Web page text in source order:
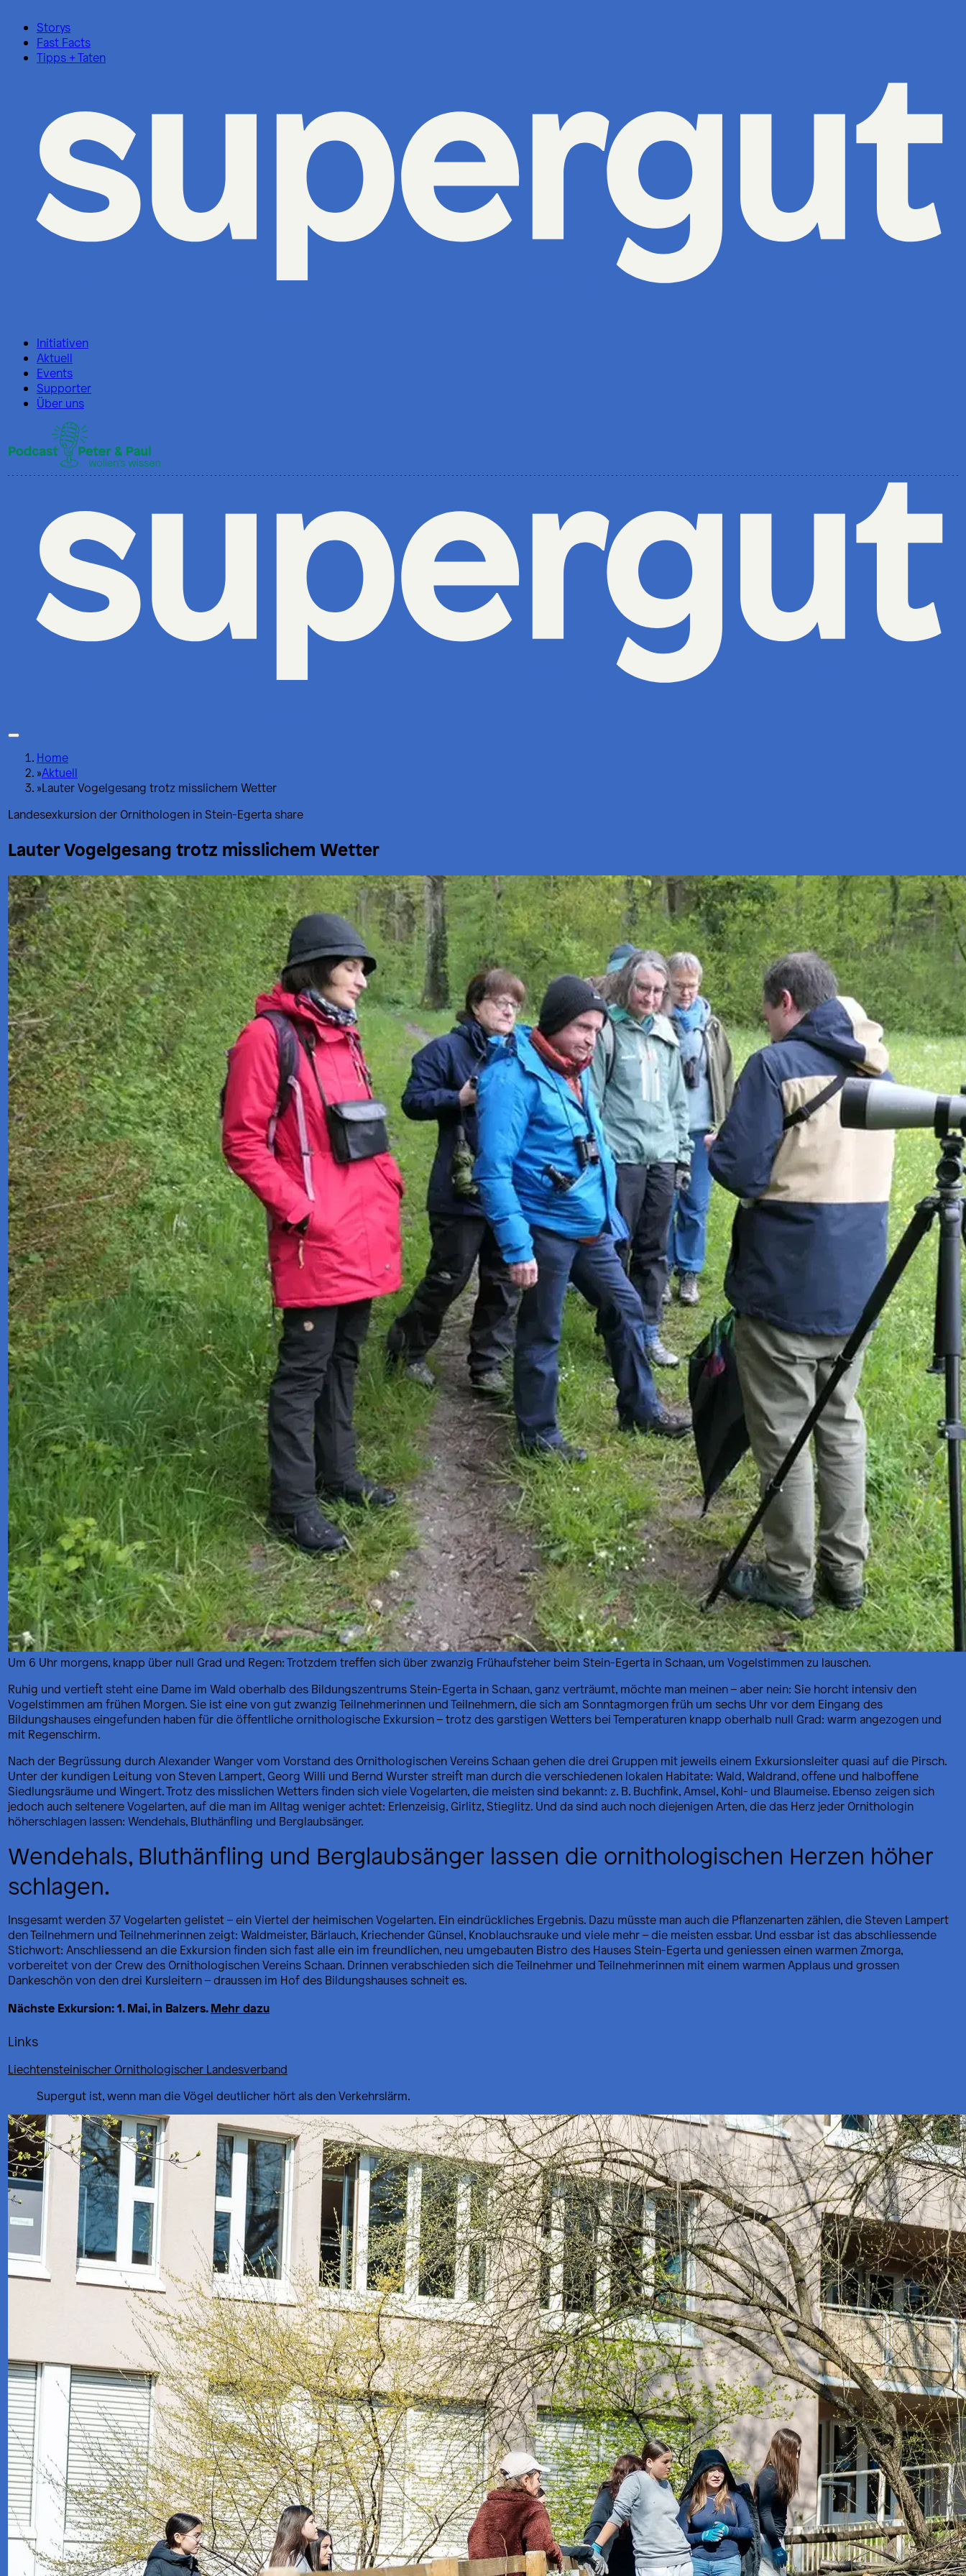
Storys
Fast Facts
Tipps + Taten
Initiativen
Aktuell
Events
Supporter
Über uns
Home
»Aktuell
»Lauter Vogelgesang trotz misslichem Wetter
Landesexkursion der Ornithologen in Stein-Egerta share
Lauter Vogelgesang trotz misslichem Wetter
Um 6 Uhr morgens, knapp über null Grad und Regen: Trotzdem treffen sich über zwanzig Frühaufsteher beim Stein-Egerta in Schaan, um Vogelstimmen zu lauschen.
Ruhig und vertieft steht eine Dame im Wald oberhalb des Bildungszentrums Stein-Egerta in Schaan, ganz verträumt, möchte man meinen – aber nein: Sie horcht intensiv den
Vogelstimmen am frühen Morgen. Sie ist eine von gut zwanzig Teilnehmerinnen und Teilnehmern, die sich am Sonntagmorgen früh um sechs Uhr vor dem Eingang des
Bildungshauses eingefunden haben für die öffentliche ornithologische Exkursion – trotz des garstigen Wetters bei Temperaturen knapp oberhalb null Grad: warm angezogen und
mit Regenschirm.
Nach der Begrüssung durch Alexander Wanger vom Vorstand des Ornithologischen Vereins Schaan gehen die drei Gruppen mit jeweils einem Exkursionsleiter quasi auf die Pirsch.
Unter der kundigen Leitung von Steven Lampert, Georg Willi und Bernd Wurster streift man durch die verschiedenen lokalen Habitate: Wald, Waldrand, offene und halboffene
Siedlungsräume und Wingert. Trotz des misslichen Wetters finden sich viele Vogelarten, die meisten sind bekannt: z. B. Buchfink, Amsel, Kohl- und Blaumeise. Ebenso zeigen sich
jedoch auch seltenere Vogelarten, auf die man im Alltag weniger achtet: Erlenzeisig, Girlitz, Stieglitz. Und da sind auch noch diejenigen Arten, die das Herz jeder Ornithologin
höherschlagen lassen: Wendehals, Bluthänfling und Berglaubsänger.
Wendehals, Bluthänfling und Berglaubsänger lassen die ornithologischen Herzen höher
schlagen.
Insgesamt werden 37 Vogelarten gelistet – ein Viertel der heimischen Vogelarten. Ein eindrückliches Ergebnis. Dazu müsste man auch die Pflanzenarten zählen, die Steven Lampert
den Teilnehmern und Teilnehmerinnen zeigt: Waldmeister, Bärlauch, Kriechender Günsel, Knoblauchsrauke und viele mehr – die meisten essbar. Und essbar ist das abschliessende
Stichwort: Anschliessend an die Exkursion finden sich fast alle ein im freundlichen, neu umgebauten Bistro des Hauses Stein-Egerta und geniessen einen warmen Zmorga,
vorbereitet von der Crew des Ornithologischen Vereins Schaan. Drinnen verabschieden sich die Teilnehmer und Teilnehmerinnen mit einem warmen Applaus und grossen
Dankeschön von den drei Kursleitern – draussen im Hof des Bildungshauses schneit es.
Nächste Exkursion: 1. Mai, in Balzers.Mehr dazu
Links
Liechtensteinischer Ornithologischer Landesverband
Supergut ist, wenn man die Vögel deutlicher hört als den Verkehrslärm.